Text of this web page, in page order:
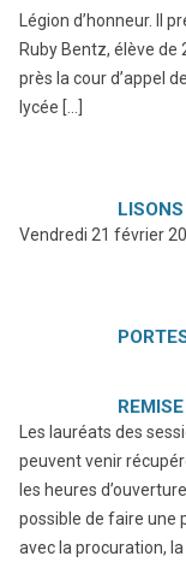
Légion d’honneur. Il
Ruby Bentz, élève de
près la cour d’appel
lycée […]
Vendredi 21 février
Les lauréats des
peuvent venir
les heures
possible de faire une
avec la procuration,